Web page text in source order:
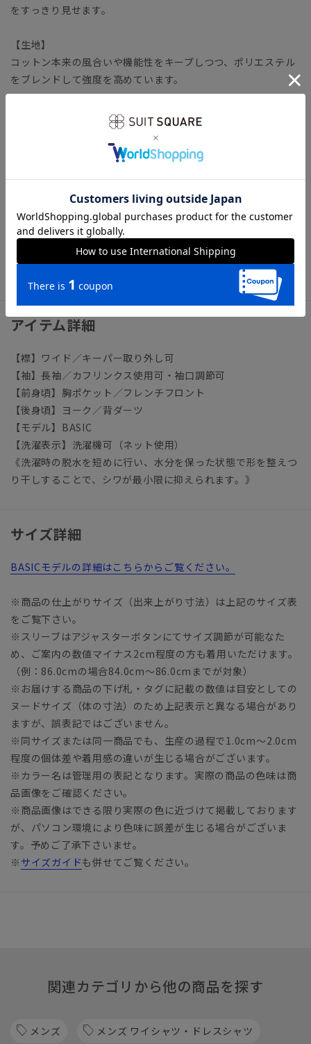
をすっきり見せます。
【生地】
コットン本来の風合いや機能性をキープしつつ、ポリエステル
をブレンドして強度を高めています。
NON IRON（ノンアイロン）／言葉通り“アイロン掛けが不
要”な、画期的な『NON IRON』ドレスシャツです。
【参考情報】The Style Dictionary
◆スーツに合うワイシャツおすすめ12選｜おしゃれ＆失敗しな
いシャツの選び方
ビジネス ワイシャツ ノーアイロン ノンアイロン イージ
アイテム詳細
【襟】ワイド／キーパー取り外し可
【袖】長袖／カフリンクス使用可・袖口調節可
【前身頃】胸ポケット／フレンチフロント
【後身頃】ヨーク／背ダーツ
【モデル】BASIC
【洗濯表示】洗濯機可（ネット使用）
《洗濯時の脱水を短めに行い、水分を保った状態で形を整えつ
り干しすることで、シワが最小限に抑えられます。》
サイズ詳細
BASICモデルの詳細はこちらからご覧ください。
※商品の仕上がりサイズ（出来上がり寸法）は上記のサイズ表
をご覧下さい。
※スリーブはアジャスターボタンにてサイズ調節が可能なた
め、ご案内の数値マイナス2cm程度の方も着用いただけます。
（例：86.0cmの場合84.0cm～86.0cmまでが対象）
※お届けする商品の下げ札・タグに記載の数値は目安としての
ヌードサイズ（体の寸法）のため上記表示と異なる場合があり
ますが、誤表記ではございません。
※同サイズまたは同一商品でも、生産の過程で1.0cm～2.0cm
程度の個体差や着用感の違いが生じる場合がございます。
※カラー名は管理用の表記となります。実際の商品の色味は商
品画像をご確認ください。
※商品画像はできる限り実際の色に近づけて掲載しております
が、パソコン環境により色味に誤差が生じる場合がございま
す。予めご了承下さいませ。
※ サイズガイドも併せてご覧ください。
関連カテゴリから他の商品を探す
メンズ メンズ ワイシャツ・ドレスシャツ